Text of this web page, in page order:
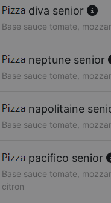
diva senior
Base sauce tomate,
neptune senior
Base sauce tomate,
napolitaine
Base sauce tomate,
pacifico senior
Base sauce tomate,
citron